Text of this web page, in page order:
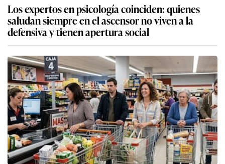
Los expertos en psicología coinciden: quienes
saludan siempre en el ascensor no viven a la
defensiva y tienen apertura social